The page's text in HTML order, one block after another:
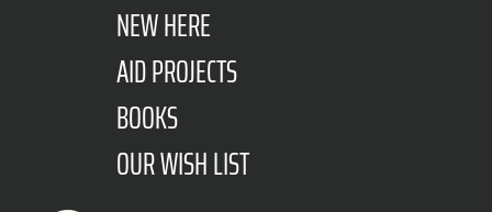
NEW HERE
AID PROJECTS
BOOKS
OUR WISH LIST